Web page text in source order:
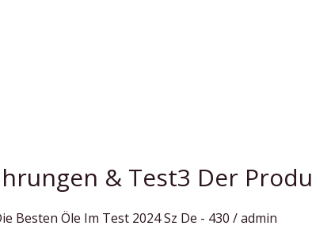
& Test3 Der
Besten Öle Im Test 2024 Sz De - 430 /admin